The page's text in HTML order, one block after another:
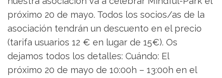
próximo 20 de mayo. Todos los socios/as de la
asociación tendrán un descuento en el precio
(tarifa usuarios 12 € en lugar de 15€). Os
dejamos todos los detalles: Cuándo: El
próximo 20 de mayo de 10:00h – 13:00h en el